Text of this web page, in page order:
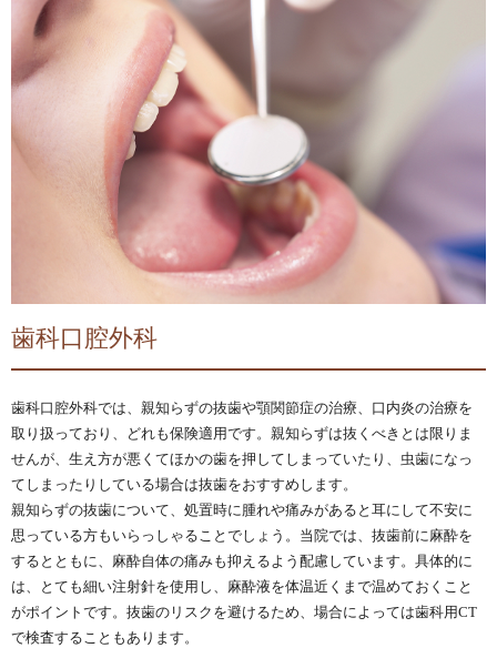
歯科口腔外科
歯科口腔外科では、親知らずの抜歯や顎関節症の治療、口内炎の治療を
取り扱っており、どれも保険適用です。親知らずは抜くべきとは限りま
せんが、生え方が悪くてほかの歯を押してしまっていたり、虫歯になっ
てしまったりしている場合は抜歯をおすすめします。
親知らずの抜歯について、処置時に腫れや痛みがあると耳にして不安に
思っている方もいらっしゃることでしょう。当院では、抜歯前に麻酔を
するとともに、麻酔自体の痛みも抑えるよう配慮しています。具体的に
は、とても細い注射針を使用し、麻酔液を体温近くまで温めておくこと
がポイントです。抜歯のリスクを避けるため、場合によっては歯科用CT
で検査することもあります。